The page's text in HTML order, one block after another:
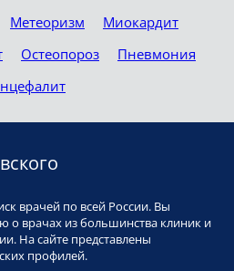
Метеоризм
Миокардит
Остеопороз
Пневмония
врачей по всей России. Вы
о врачах из большинства клиник и
На сайте представлены
профилей.